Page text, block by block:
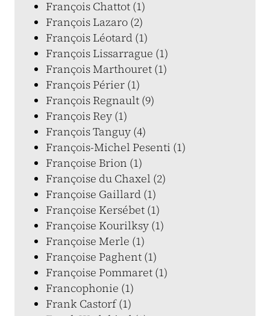
François Chattot (1)
François Lazaro (2)
François Léotard (1)
François Lissarrague (1)
François Marthouret (1)
François Périer (1)
François Regnault (9)
François Rey (1)
François Tanguy (4)
François-Michel Pesenti (1)
Françoise Brion (1)
Françoise du Chaxel (2)
Françoise Gaillard (1)
Françoise Kersébet (1)
Françoise Kourilksy (1)
Françoise Merle (1)
Françoise Paghent (1)
Françoise Pommaret (1)
Francophonie (1)
Frank Castorf (1)